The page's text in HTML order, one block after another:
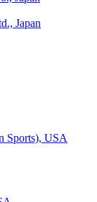
Japan
Sports), USA